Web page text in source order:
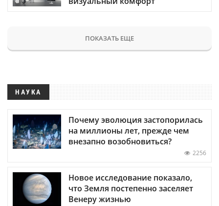
ПОКАЗАТЬ ЕЩЕ
НАУКА
Почему эволюция застопорилась
на миллионы лет, прежде чем
внезапно возобновиться?
2256
Новое исследование показало,
что Земля постепенно заселяет
Венеру жизнью